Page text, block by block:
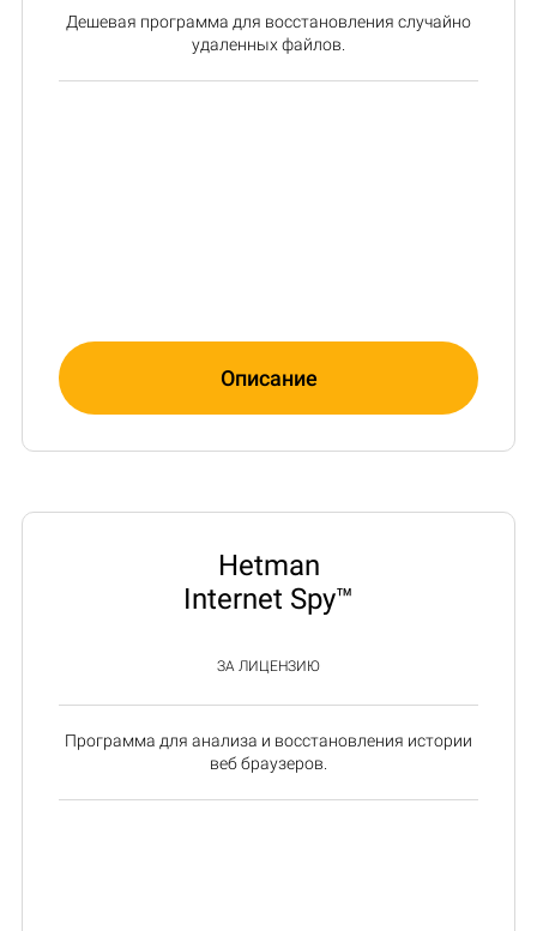
Дешевая программа для восстановления случайно
удаленных файлов.
Описание
Hetman
Internet Spy™
ЗА ЛИЦЕНЗИЮ
Программа для анализа и восстановления истории
веб браузеров.